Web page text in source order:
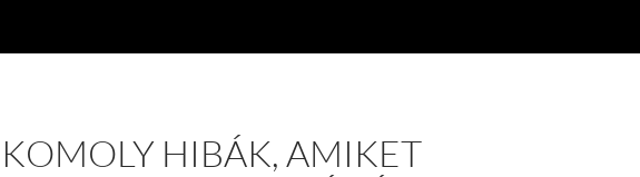
KOMOLY HIBÁK, AMIKET